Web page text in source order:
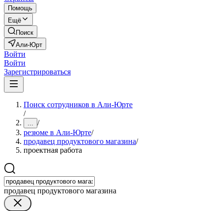
Помощь
Ещё
Поиск
Али-Юрт
Войти
Войти
Зарегистрироваться
Поиск сотрудников в Али-Юрте
/
... /
резюме в Али-Юрте/
продавец продуктового магазина/
проектная работа
продавец продуктового магазина